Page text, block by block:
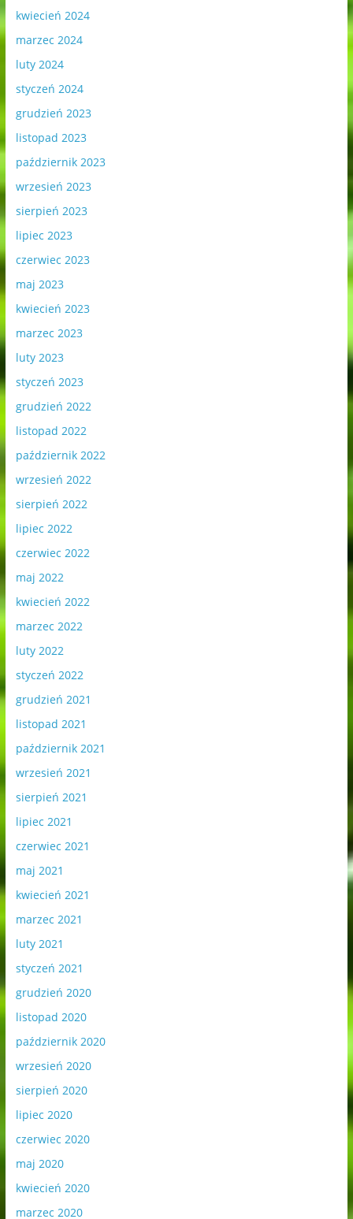
kwiecień 2024
marzec 2024
luty 2024
styczeń 2024
grudzień 2023
listopad 2023
październik 2023
wrzesień 2023
sierpień 2023
lipiec 2023
czerwiec 2023
maj 2023
kwiecień 2023
marzec 2023
luty 2023
styczeń 2023
grudzień 2022
listopad 2022
październik 2022
wrzesień 2022
sierpień 2022
lipiec 2022
czerwiec 2022
maj 2022
kwiecień 2022
marzec 2022
luty 2022
styczeń 2022
grudzień 2021
listopad 2021
październik 2021
wrzesień 2021
sierpień 2021
lipiec 2021
czerwiec 2021
maj 2021
kwiecień 2021
marzec 2021
luty 2021
styczeń 2021
grudzień 2020
listopad 2020
październik 2020
wrzesień 2020
sierpień 2020
lipiec 2020
czerwiec 2020
maj 2020
kwiecień 2020
marzec 2020